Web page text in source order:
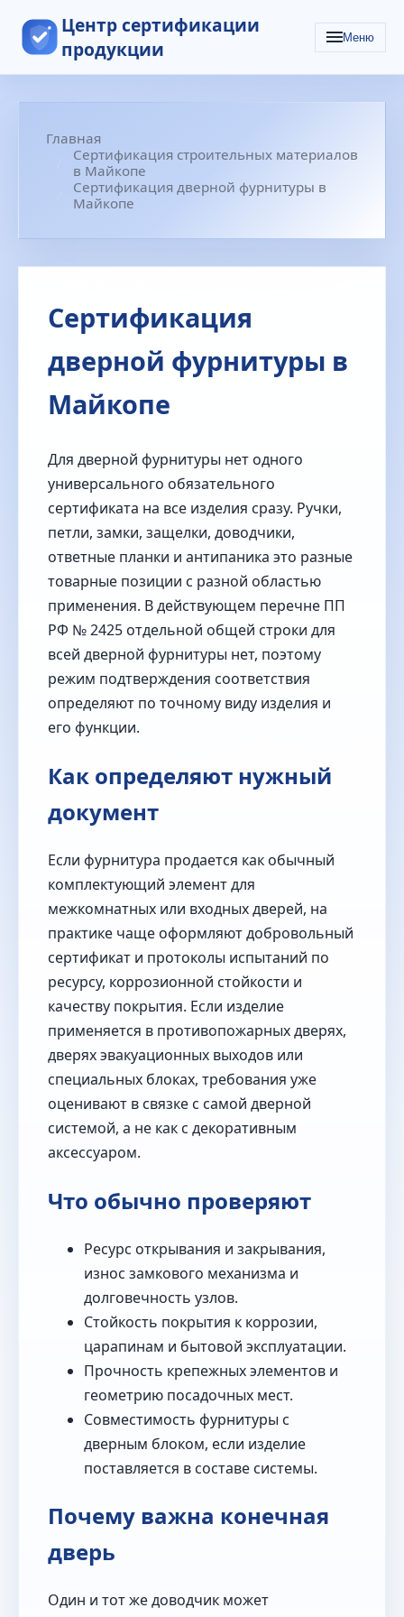
Центр сертификации
продукции
Меню
Главная
Сертификация строительных материалов
в Майкопе
Сертификация дверной фурнитуры в
Майкопе
Сертификация
дверной фурнитуры в
Майкопе
Для дверной фурнитуры нет одного
универсального обязательного
сертификата на все изделия сразу. Ручки,
петли, замки, защелки, доводчики,
ответные планки и антипаника это разные
товарные позиции с разной областью
применения. В действующем перечне ПП
РФ № 2425 отдельной общей строки для
всей дверной фурнитуры нет, поэтому
режим подтверждения соответствия
определяют по точному виду изделия и
его функции.
Как определяют нужный
документ
Если фурнитура продается как обычный
комплектующий элемент для
межкомнатных или входных дверей, на
практике чаще оформляют добровольный
сертификат и протоколы испытаний по
ресурсу, коррозионной стойкости и
качеству покрытия. Если изделие
применяется в противопожарных дверях,
дверях эвакуационных выходов или
специальных блоках, требования уже
оценивают в связке с самой дверной
системой, а не как с декоративным
аксессуаром.
Что обычно проверяют
Ресурс открывания и закрывания,
износ замкового механизма и
долговечность узлов.
Стойкость покрытия к коррозии,
царапинам и бытовой эксплуатации.
Прочность крепежных элементов и
геометрию посадочных мест.
Совместимость фурнитуры с
дверным блоком, если изделие
поставляется в составе системы.
Почему важна конечная
дверь
Один и тот же доводчик может